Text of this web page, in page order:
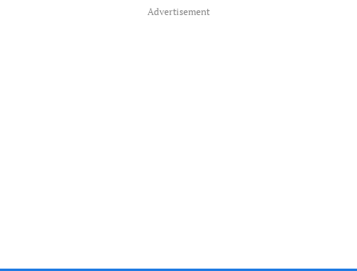
Advertisement